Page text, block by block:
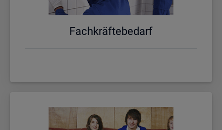
Fach­kräf­te­be­darf